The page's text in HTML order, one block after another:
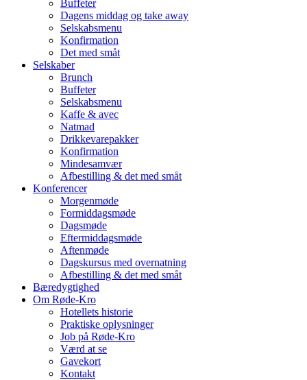
Buffeter
Dagens middag og take away
Selskabsmenu
Konfirmation
Det med småt
Selskaber
Brunch
Buffeter
Selskabsmenu
Kaffe & avec
Natmad
Drikkevarepakker
Konfirmation
Mindesamvær
Afbestilling & det med småt
Konferencer
Morgenmøde
Formiddagsmøde
Dagsmøde
Eftermiddagsmøde
Aftenmøde
Dagskursus med overnatning
Afbestilling & det med småt
Bæredygtighed
Om Røde-Kro
Hotellets historie
Praktiske oplysninger
Job på Røde-Kro
Værd at se
Gavekort
Kontakt